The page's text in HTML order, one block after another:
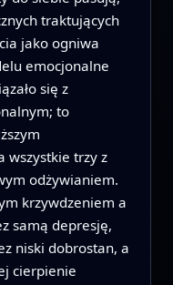
traktujących
jako ogniwa
emocjonalne
się z
to
wszystkie trzy z
odżywianiem.
krzywdzeniem a
samą depresję,
niski dobrostan, a
cierpienie